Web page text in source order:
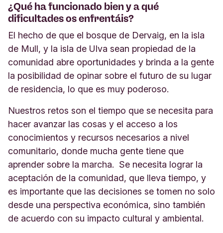
¿Qué ha funcionado bien y a qué
dificultades os enfrentáis?
El hecho de que el bosque de Dervaig, en la isla
de Mull, y la isla de Ulva sean propiedad de la
comunidad abre oportunidades y brinda a la gente
la posibilidad de opinar sobre el futuro de su lugar
de residencia, lo que es muy poderoso.
Nuestros retos son el tiempo que se necesita para
hacer avanzar las cosas y el acceso a los
conocimientos y recursos necesarios a nivel
comunitario, donde mucha gente tiene que
aprender sobre la marcha. Se necesita lograr la
aceptación de la comunidad, que lleva tiempo, y
es importante que las decisiones se tomen no solo
desde una perspectiva económica, sino también
de acuerdo con su impacto cultural y ambiental.